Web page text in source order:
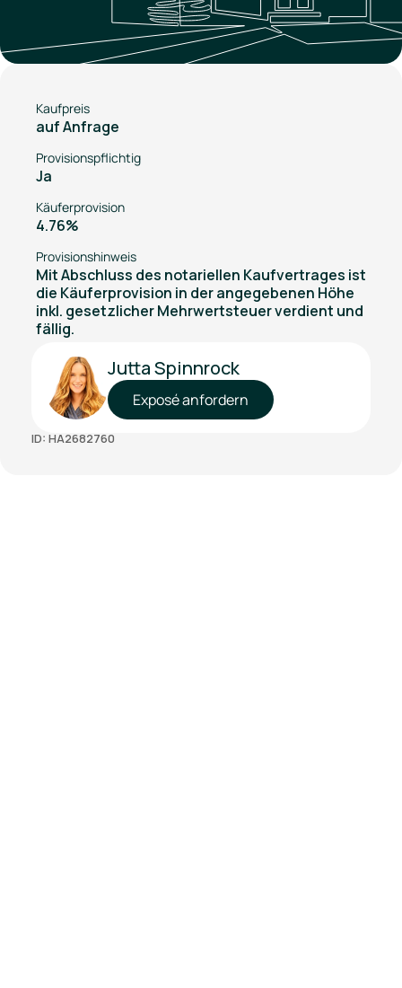
Kaufpreis
auf Anfrage
Provisionspflichtig
Ja
Käuferprovision
4.76%
Provisionshinweis
Mit Abschluss des notariellen Kaufvertrages ist
die Käuferprovision in der angegebenen Höhe
inkl. gesetzlicher Mehrwertsteuer verdient und
fällig.
Jutta Spinnrock
Exposé anfordern
ID: HA2682760